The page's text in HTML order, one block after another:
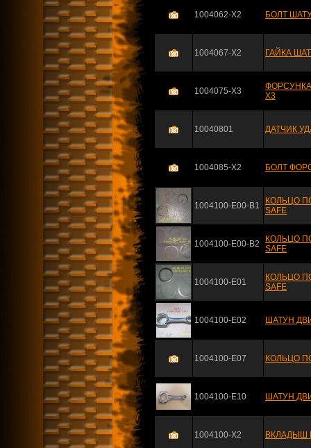
1004062-X2 БОЛТ
1004067-X2 ГАЙКА
1004075-X3
ФОРСУНКА
X3
10040801 ДАТЧИК
1004085-X2 БОЛТ
1004100-E00-B1
КОЛЬЦО
SAFE
1004100-E00-B2
КОЛЬЦО
SAFE
1004100-E01
КОЛЬЦО
SAFE
1004100-E02 ШАТУН
1004100-E07 КОЛЬЦО
1004100-E10 ШАТУН
1004100-X2 ВКЛАДЫШ